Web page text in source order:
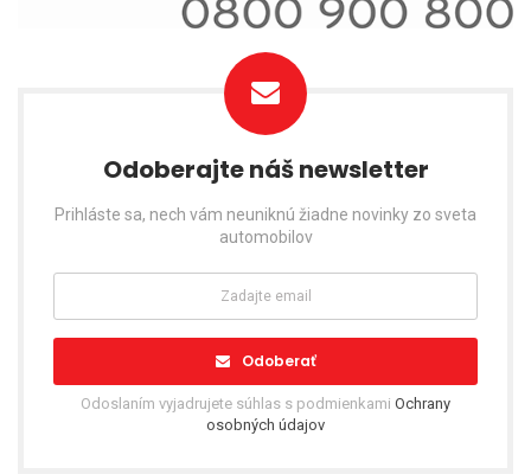
Odoberajte náš newsletter
Prihláste sa, nech vám neuniknú žiadne novinky zo sveta
automobilov
Odoberať
Odoslaním vyjadrujete súhlas s podmienkami Ochrany
osobných údajov